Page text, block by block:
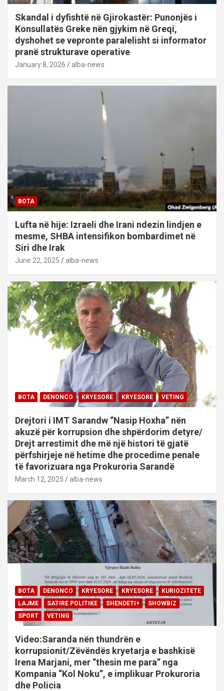
Skandal i dyfishtë në Gjirokastër: Punonjës i
Konsullatës Greke nën gjykim në Greqi,
dyshohet se vepronte paralelisht si informator
pranë strukturave operative
January 8, 2026 alba-news
BOTA
Lufta në hije: Izraeli dhe Irani ndezin lindjen e
mesme, SHBA intensifikon bombardimet në
Siri dhe Irak
June 22, 2025 alba-news
BOTA DENONCO KRYESORE KRYESORE VETING
Drejtori i IMT Sarandw “Nasip Hoxha” nën
akuzë për korrupsion dhe shpërdorim detyre/
Drejt arrestimit dhe më një histori të gjatë
përfshirjeje në hetime dhe procedime penale
të favorizuara nga Prokuroria Sarandë
March 12, 2025 alba-news
BOTA DENONCO KRYESORE KRYESORE
KURIOZITETE
LAJME
SATIRE POLITIKE SHENDETI+
SHOWBIZ
SPORT
VETING
Video:Saranda nën thundrën e
korrupsionit/Zëvëndës kryetarja e bashkisë
Irena Marjani, mer “thesin me para” nga
Kompania “Kol Noku”, e implikuar Prokuroria
dhe Policia